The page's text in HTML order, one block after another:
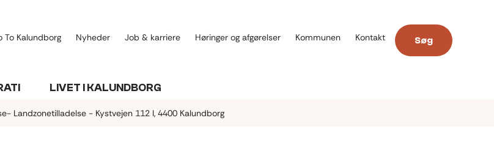
To Kalundborg Nyheder Job & karriere Høringer og afgørelser Kommunen Kontakt Søg
LIVET I KALUNDBORG
Landzonetilladelse - Kystvejen 112 I, 4400 Kalundborg